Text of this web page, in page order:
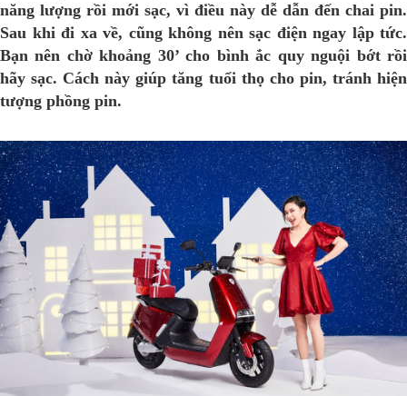
năng lượng rồi mới sạc, vì điều này dễ dẫn đến chai pin.
Sau khi đi xa về, cũng không nên sạc điện ngay lập tức.
Bạn nên chờ khoảng 30’ cho bình ắc quy nguội bớt rồi
hãy sạc. Cách này giúp tăng tuổi thọ cho pin, tránh hiện
tượng phồng pin.